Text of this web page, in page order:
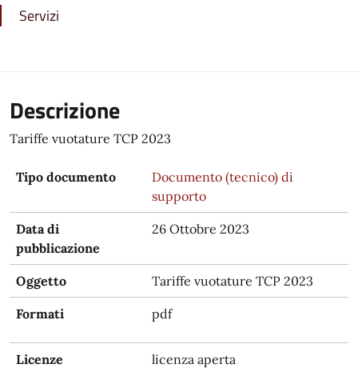
Servizi
Descrizione
Tariffe vuotature TCP 2023
Tipo documento
Documento (tecnico) di
supporto
Data di
pubblicazione
26 Ottobre 2023
Oggetto Tariffe vuotature TCP 2023
Formati pdf
Licenze licenza aperta